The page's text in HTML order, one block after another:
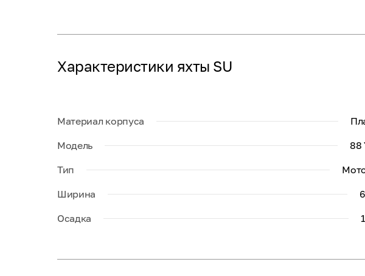
Характеристики яхты SU
Материал корпуса
Модель
88
Тип
Ширина
Осадка